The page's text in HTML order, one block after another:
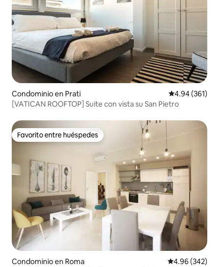
Condominio en Prati Calificación
4.94 (361)
[VATICAN ROOFTOP] Suite con vista su San Pietro
Favorito entre huéspedes
Favorito entre huéspedes
Condominio en Roma Calificación
4.96 (342)